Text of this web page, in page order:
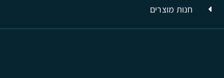
חנות מוצרים